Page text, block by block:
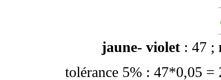
jaune- violet : 47 ;
tolérance 5% : 47*0,05